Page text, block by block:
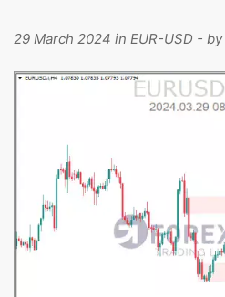
29 March 2024 in EUR-USD - by